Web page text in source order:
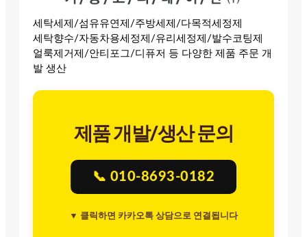
세탁세제/섬유유연제/주방세제/다목적세정제
세탁향수/자동차용세정제/유리세정제/발수코팅제
얼룩제거제/안티포그/디퓨저 등 다양한 제품 주문 개
발 생산
제품 개발/생산 문의
📞 010-8693-0182
▼ 클릭하면 카카오톡 상담으로 연결됩니다